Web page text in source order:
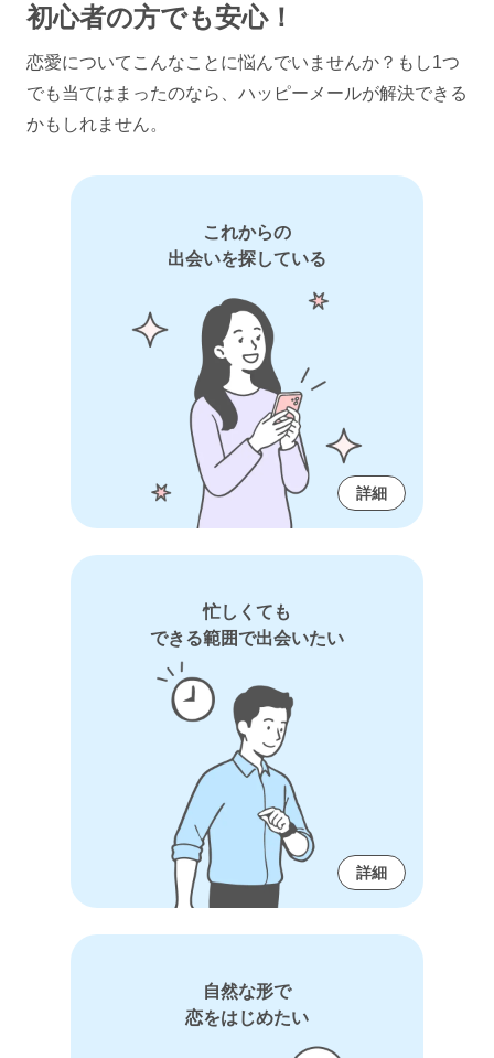
初心者の方でも安心！
恋愛についてこんなことに悩んでいませんか？ もし1つ
でも当てはまったのなら、ハッピーメールが解決できる
かもしれません。
これからの
出会いを探している
詳細
忙しくても
できる範囲で出会いたい
詳細
自然な形で
恋をはじめたい